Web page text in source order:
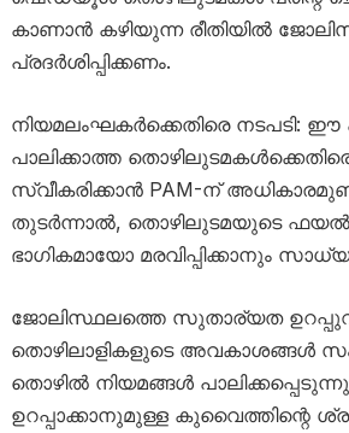
കാണാൻ കഴിയുന്ന രീതിയിൽ
പ്രദർശിപ്പിക്കണം.
നിയമലംഘകർക്കെതിരെ നടപടി: ഈ
പാലിക്കാത്ത
സ്വീകരിക്കാൻ PAM-ന്
തുടർന്നാൽ, തൊഴിലുടമയുടെ
ഭാഗികമായോ മരവിപ്പിക്കാനും
ജോലിസ്ഥലത്തെ സുതാര്യത
തൊഴിലാളികളുടെ അവകാശങ്ങൾ
തൊഴിൽ നിയമങ്ങൾ
ഉറപ്പാക്കാനുമുള്ള കുവൈത്തിന്റെ